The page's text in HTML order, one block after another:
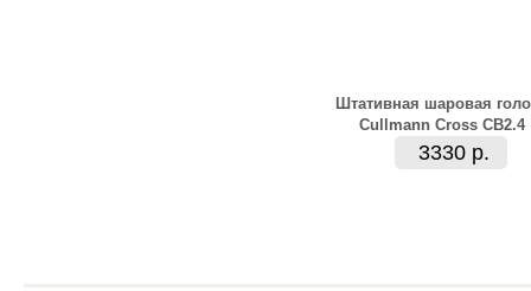
Штативная шаровая
Cullmann Cross CB2.4
3330 р.